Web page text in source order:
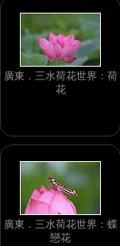
廣東．三水荷花世界：荷
花
廣東．三水荷花世界：蝶
戀花